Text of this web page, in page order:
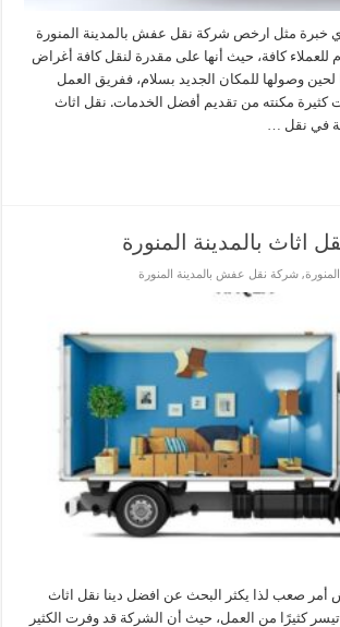
خبرة مثل ارخص شركة نقل عفش بالمدينة المنورة
للعملاء كافة، حيث أنها على مقدرة لنقل كافة أغراض
وصولها للمكان الجديد بسلام، ففريق العمل
كثيرة مكنته من تقديم أفضل الخدمات. نقل اثاث
في نقل …
اثاث بالمدينة المنورة
,شركة نقل عفش بالمدينة المنورة
أمر صعب لذا يكثر البحث عن افضل دينا نقل اثاث
تيسر كثيرًا من العمل، حيث أن الشركة قد وفرت الكثير